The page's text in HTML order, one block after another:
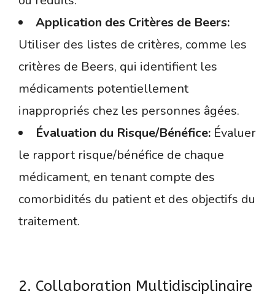
Application des Critères de Beers:
Utiliser des listes de critères, comme les
critères de Beers, qui identifient les
médicaments potentiellement
inappropriés chez les personnes âgées.
Évaluation du Risque/Bénéfice: Évaluer
le rapport risque/bénéfice de chaque
médicament, en tenant compte des
comorbidités du patient et des objectifs du
traitement.
2. Collaboration Multidisciplinaire